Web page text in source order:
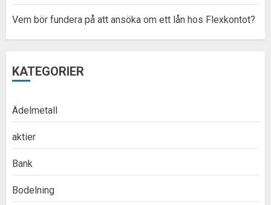
Vem bör fundera på att ansöka om ett lån hos Flexkontot?
KATEGORIER
Ädelmetall
aktier
Bank
Bodelning